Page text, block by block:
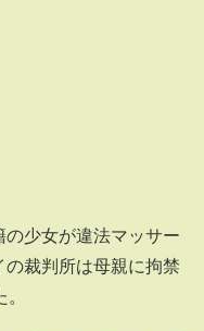
少女が違法マッサー
裁判所は母親に拘禁